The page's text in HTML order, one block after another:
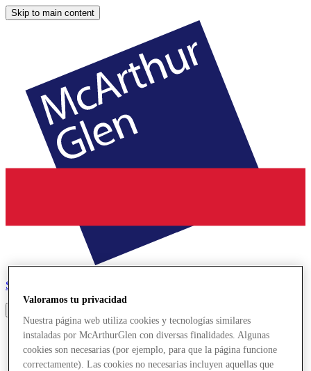
Skip to main content
Serravalle
Valoramos tu privacidad
Nuestra página web utiliza cookies y tecnologías similares
instaladas por McArthurGlen con diversas finalidades. Algunas
cookies son necesarias (por ejemplo, para que la página funcione
correctamente). Las cookies no necesarias incluyen aquellas que